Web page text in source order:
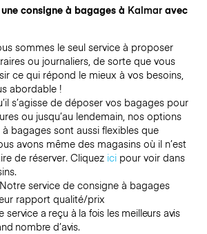
consigne à bagages à Kalmaravec
sommes le seul service à proposer
ou journaliers, de sorte que vous
ce qui répond le mieux à vos besoins,
abordable !
s’agisse de déposer vos bagages pour
ou jusqu’au lendemain, nos options
bagages sont aussi flexibles que
avons même des magasins où il n’est
de réserver. Cliquez icipour voir dans
Notre service de consigne à bagages
rapport qualité/prix
service a reçu à la fois les meilleurs avis
nombre d’avis.